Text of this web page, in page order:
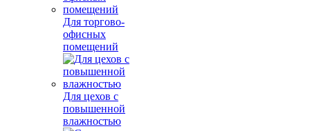
Для торгово-
офисных
помещений
Для цехов с
повышенной
влажностью